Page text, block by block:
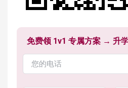
免费领 1v1 专属方案 → 升